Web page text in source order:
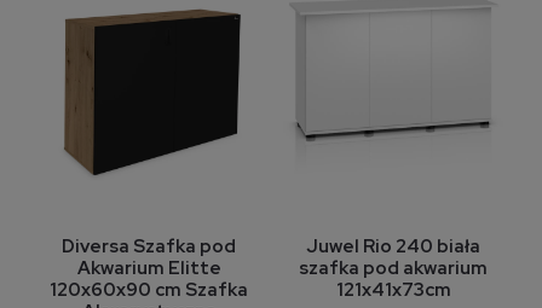
Diversa Szafka pod
Akwarium Elitte
120x60x90 cm Szafka
Juwel Rio 240 biała
szafka pod akwarium
121x41x73cm